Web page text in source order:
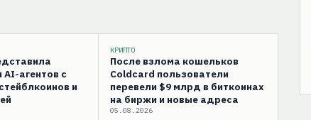
агентов с
и
КРИПТО
После взлома кошельков
Coldcard пользователи
перевели $9 млрд в биткоинах
на биржи и новые адреса
05.08.2026